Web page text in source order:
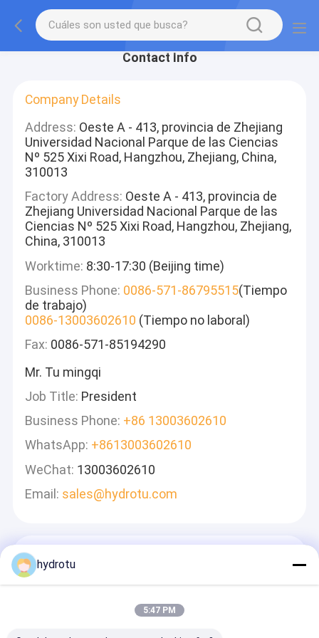
Contact Info
Company Details
Address: Oeste A - 413, provincia de Zhejiang
Universidad Nacional Parque de las Ciencias
Nº 525 Xixi Road, Hangzhou, Zhejiang, China,
310013
Factory Address: Oeste A - 413, provincia de
Zhejiang Universidad Nacional Parque de las
Ciencias Nº 525 Xixi Road, Hangzhou, Zhejiang,
China, 310013
Worktime: 8:30-17:30 (Beijing time)
Business Phone: 0086-571-86795515(Tiempo
de trabajo)
0086-13003602610 (Tiempo no laboral)
Fax: 0086-571-85194290
Mr. Tu mingqi
Job Title: President
Business Phone: +86 13003602610
WhatsApp: +8613003602610
WeChat: 13003602610
Email: sales@hydrotu.com
hydrotu
5:47 PM